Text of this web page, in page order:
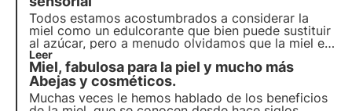
Todos estamos acostumbrados a considerar la
miel como un edulcorante que bien puede sustituir
al azúcar, pero a menudo olvidamos que la miel es
un alimento precioso que puede apreciarse por sus
múltiples características y propiedades.
Leer
Miel, fabulosa para la piel y mucho más
Abejas y cosméticos.
Muchas veces le hemos hablado de los beneficios